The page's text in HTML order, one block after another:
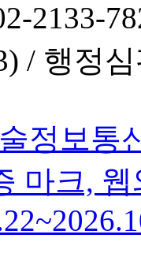
2133-
/ 행정심